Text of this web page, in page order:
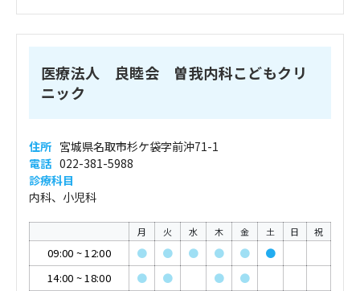
医療法人 良睦会 曽我内科こどもクリ
ニック
住所 宮城県名取市杉ケ袋字前沖71-1
電話 022-381-5988
診療科目
内科、小児科
月 火 水 木 金 土 日 祝
09:00 ~12:00 ● ● ● ● ●
●
14:00 ~18:00 ● ● ● ●